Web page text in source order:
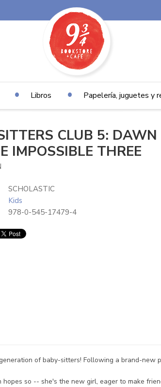
Libros Papelería, juguetes y
CLUB 5: DAWN
IMPOSSIBLE THREE
SCHOLASTIC
Kids
978-0-545-17479-4
of baby-sitters! Following a brand-new
so -- she's the new girl, eager to make